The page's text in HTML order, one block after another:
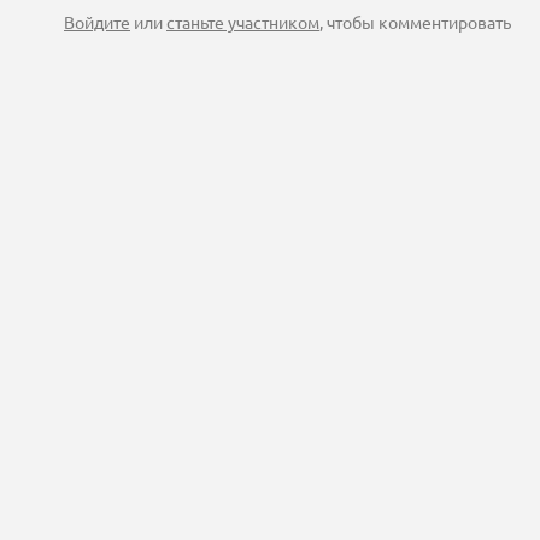
Войдите илистаньте участником, чтобы комментировать